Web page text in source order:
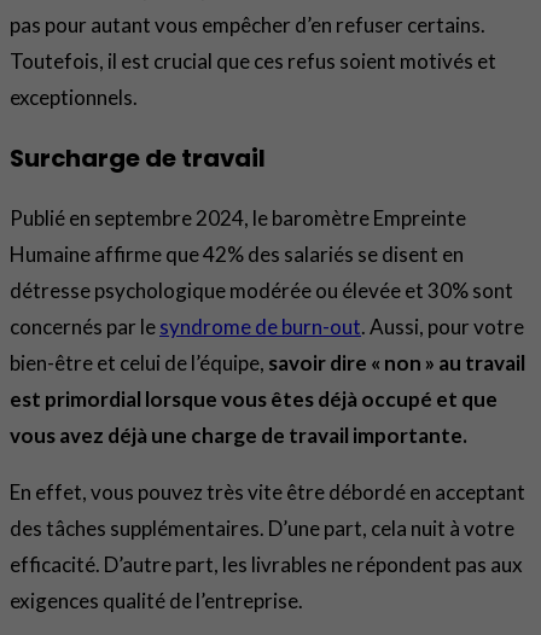
pas pour autant vous empêcher d’en refuser certains.
Toutefois, il est crucial que ces refus soient motivés et
exceptionnels.
Surcharge de travail
Publié en septembre 2024, le baromètre Empreinte
Humaine affirme que 42% des salariés se disent en
détresse psychologique modérée ou élevée et 30% sont
concernés par lesyndrome de burn-out. Aussi, pour votre
bien-être et celui de l’équipe, savoir dire « non » au travail
est primordial lorsque vous êtes déjà occupé et que
vous avez déjà une charge de travail importante.
En effet, vous pouvez très vite être débordé en acceptant
des tâches supplémentaires. D’une part, cela nuit à votre
efficacité. D’autre part, les livrables ne répondent pas aux
exigences qualité de l’entreprise.